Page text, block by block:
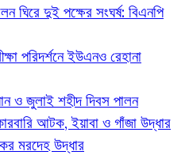
ঘিরে দুই পক্ষের সংঘর্ষ: বিএনপি
পরিদর্শনে ইউএনও রেহানা
ও জুলাই শহীদ দিবস পালন
আটক, ইয়াবা ও গাঁজা উদ্ধার
মরদেহ উদ্ধার